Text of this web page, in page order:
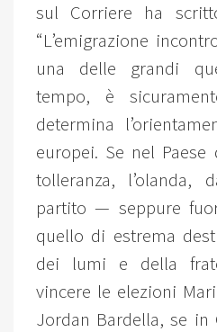
sul Corriere ha
“L’emigrazione
una delle grandi
tempo, è
determina
europei. Se nel
tolleranza,
partito — seppure
quello di estrema
dei lumi e della
vincere le elezioni
Jordan Bardella, se in